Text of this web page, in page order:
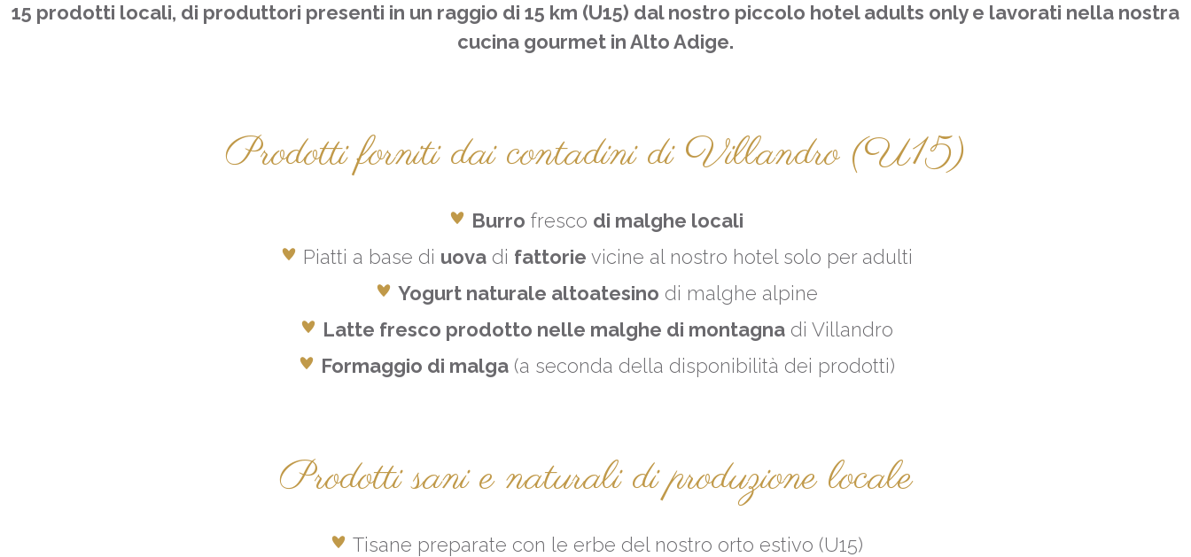
15 prodotti locali, di produttori presenti in un raggio di 15 km (U15) dal nostro piccolo hotel adults only e lavorati nella nostra
cucina gourmet in Alto Adige.
Prodotti forniti dai contadini di Villandro (U15)
Burro fresco di malghe locali
Piatti a base di uovadi fattorie vicine al nostro hotel solo per adulti
Yogurt naturale altoatesino di malghe alpine
Latte fresco prodotto nelle malghe di montagnadi Villandro
Formaggio di malga(a seconda della disponibilità dei prodotti)
Prodotti sani e naturali di produzione locale
Tisane preparate con le erbe del nostro orto estivo (U15)